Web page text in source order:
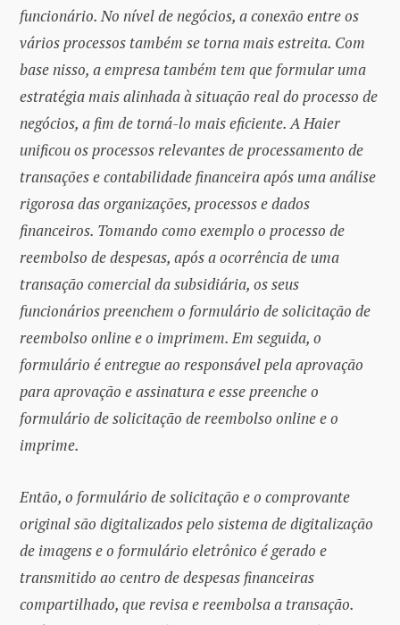
funcionário. No nível de negócios, a conexão entre os
vários processos também se torna mais estreita. Com
base nisso, a empresa também tem que formular uma
estratégia mais alinhada à situação real do processo de
negócios, a fim de torná-lo mais eficiente. A Haier
unificou os processos relevantes de processamento de
transações e contabilidade financeira após uma análise
rigorosa das organizações, processos e dados
financeiros. Tomando como exemplo o processo de
reembolso de despesas, após a ocorrência de uma
transação comercial da subsidiária, os seus
funcionários preenchem o formulário de solicitação de
reembolso online e o imprimem. Em seguida, o
formulário é entregue ao responsável pela aprovação
para aprovação e assinatura e esse preenche o
formulário de solicitação de reembolso online e o
imprime.
Então, o formulário de solicitação e o comprovante
original são digitalizados pelo sistema de digitalização
de imagens e o formulário eletrônico é gerado e
transmitido ao centro de despesas financeiras
compartilhado, que revisa e reembolsa a transação.